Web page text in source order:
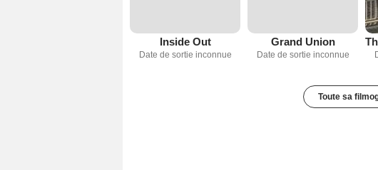
Inside Out
Date de sortie inconnue
Grand Union
Date de sortie inconnue
Toute sa